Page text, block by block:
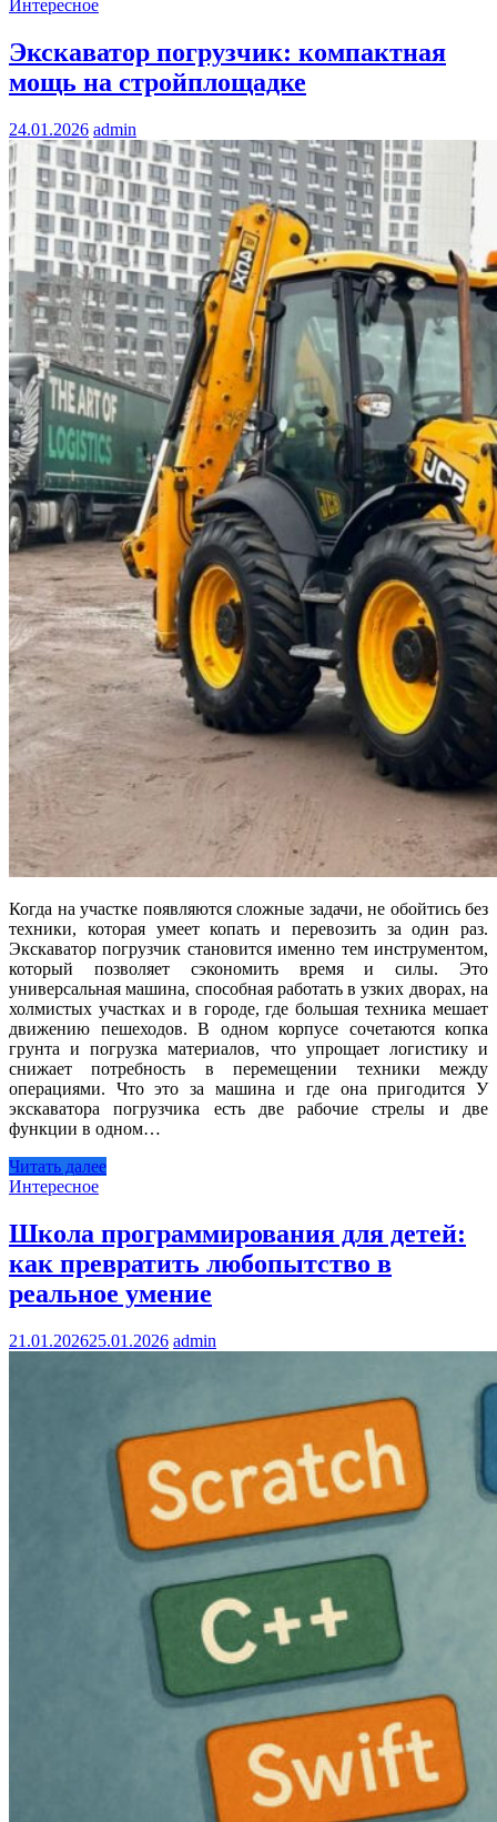
Интересное
Экскаватор погрузчик: компактная
мощь на стройплощадке
24.01.2026 admin
Когда на участке появляются сложные задачи, не обойтись без
техники, которая умеет копать и перевозить за один раз.
Экскаватор погрузчик становится именно тем инструментом,
который позволяет сэкономить время и силы. Это
универсальная машина, способная работать в узких дворах, на
холмистых участках и в городе, где большая техника мешает
движению пешеходов. В одном корпусе сочетаются копка
грунта и погрузка материалов, что упрощает логистику и
снижает потребность в перемещении техники между
операциями. Что это за машина и где она пригодится У
экскаватора погрузчика есть две рабочие стрелы и две
функции в одном…
Читать далее
Интересное
Школа программирования для детей:
как превратить любопытство в
реальное умение
21.01.202625.01.2026 admin